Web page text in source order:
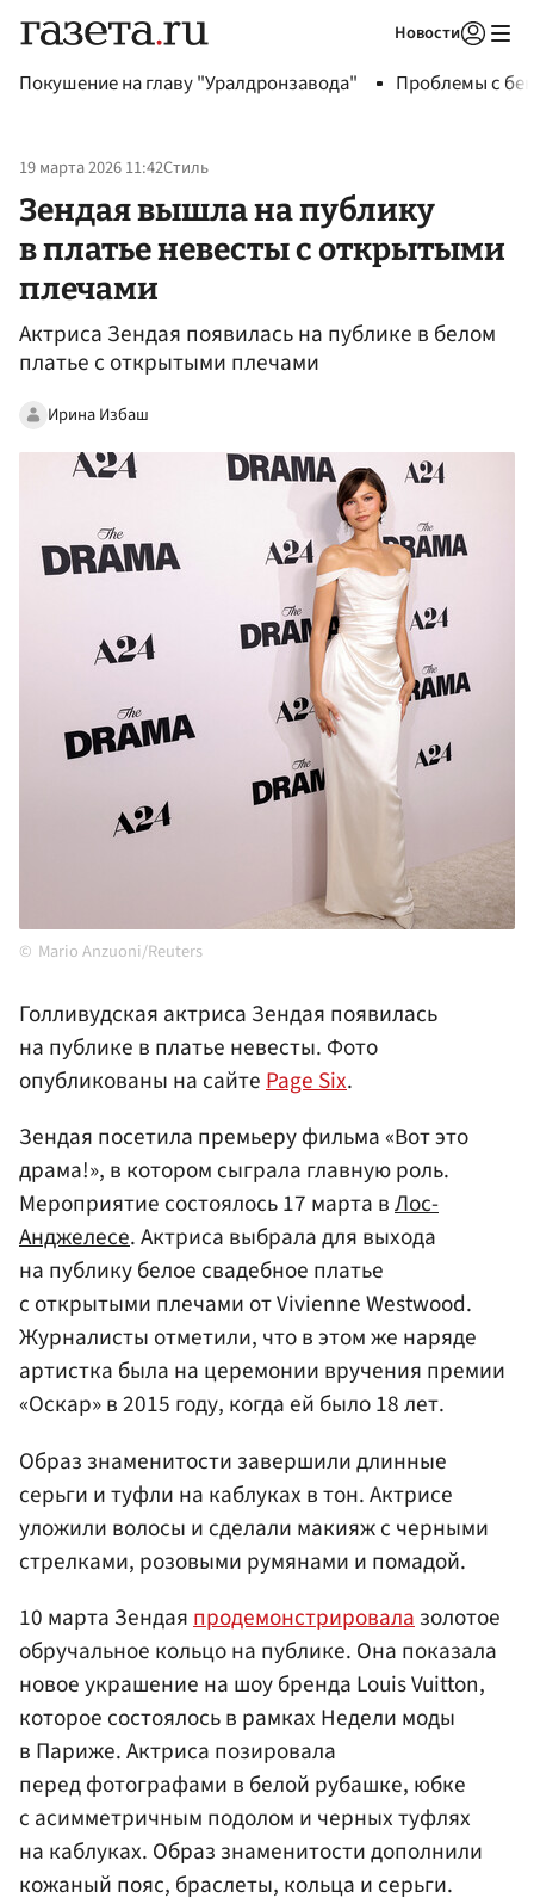
Новости
Покушение на главу "Уралдронзавода" Проблемы с
19 марта 2026 11:42Стиль
Зендая вышла на публику
в платье невесты с открытыми
плечами
Актриса Зендая появилась на публике в белом
платье с открытыми плечами
Ирина Избаш
Mario Anzuoni/Reuters
Голливудская актриса Зендая появилась
на публике в платье невесты. Фото
опубликованы на сайтеPage Six.
Зендая посетила премьеру фильма «Вот это
драма!», в котором сыграла главную роль.
Мероприятие состоялось 17 марта вЛос-
Анджелесе. Актриса выбрала для выхода
на публику белое свадебное платье
с открытыми плечами от Vivienne Westwood.
Журналисты отметили, что в этом же наряде
артистка была на церемонии вручения премии
«Оскар» в 2015 году, когда ей было 18 лет.
Образ знаменитости завершили длинные
серьги и туфли на каблуках в тон. Актрисе
уложили волосы и сделали макияж с черными
стрелками, розовыми румянами и помадой.
10 марта Зендаяпродемонстрировалазолотое
обручальное кольцо на публике. Она показала
новое украшение на шоу бренда Louis Vuitton,
которое состоялось в рамках Недели моды
в Париже. Актриса позировала
перед фотографами в белой рубашке, юбке
с асимметричным подолом и черных туфлях
на каблуках. Образ знаменитости дополнили
кожаный пояс, браслеты, кольца и серьги.